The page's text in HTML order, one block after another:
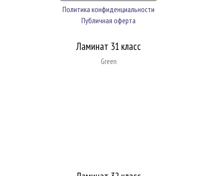
Политика конфиденциальности
Публичная оферта
Ламинат 31 класс
Green